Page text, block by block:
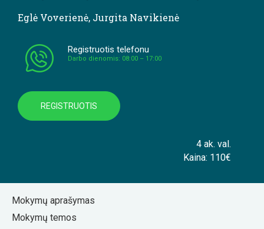
Eglė Voverienė, Jurgita Navikienė
Registruotis telefonu
Darbo dienomis: 08:00 – 17:00
REGISTRUOTIS
4 ak. val.
Kaina: 110€
Mokymų aprašymas
Mokymų temos